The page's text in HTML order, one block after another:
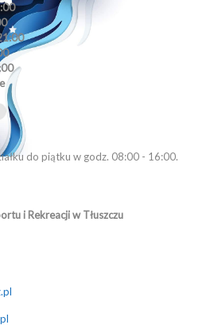
do piątku w godz. 08:00 - 16:00.
i Rekreacji w Tłuszczu